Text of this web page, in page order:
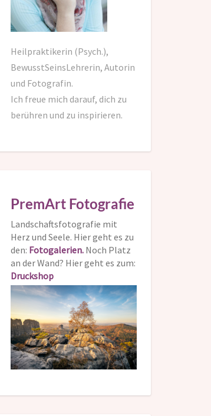
Heilpraktikerin (Psych.),
BewusstSeinsLehrerin, Autorin
und Fotografin.
Ich freue mich darauf, dich zu
berühren und zu inspirieren.
PremArt Fotografie
Landschaftsfotografie mit
Herz und Seele. Hier geht es zu
den: Fotogalerien.Noch Platz
an der Wand? Hier geht es zum:
Druckshop